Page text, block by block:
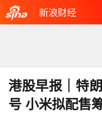
新浪财经
港股早报｜特
号 小米拟配售